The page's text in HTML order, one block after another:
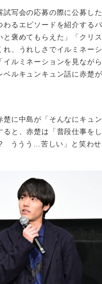
試写会の応募の際に公募し
わるエピソードを紹介する
と褒めてもらえた」「クリ
れ、うれしさでイルミネー
イルミネーションを見なが
ベルキュンキュン話に赤楚
楚に中島が「そんなにキュ
ると、赤楚は「普段仕事を
ううう…苦しい」と笑わせ